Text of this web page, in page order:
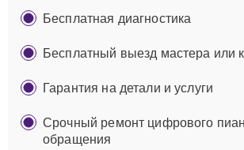
Бесплатная диагностика
Бесплатный выезд мастера или
Гарантия на детали и услуги
Срочный ремонт цифрового
обращения